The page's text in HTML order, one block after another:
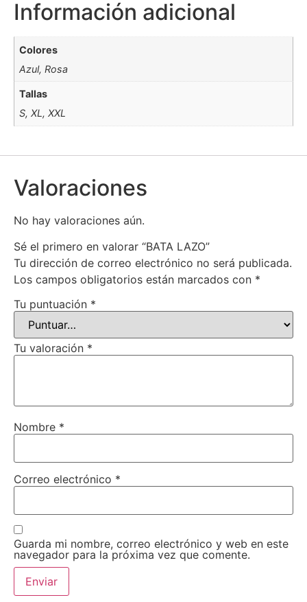
Información adicional
Colores
Azul, Rosa
Tallas
S, XL, XXL
Valoraciones
No hay valoraciones aún.
Sé el primero en valorar “BATA LAZO”
Tu dirección de correo electrónico no será publicada.
Los campos obligatorios están marcados con *
Tu puntuación *
Tu valoración *
Nombre *
Correo electrónico *
Guarda mi nombre, correo electrónico y web en este
navegador para la próxima vez que comente.